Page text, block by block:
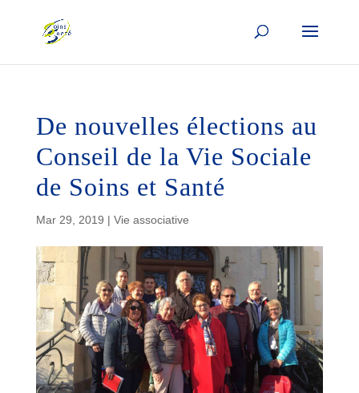
De nouvelles élections au
Conseil de la Vie Sociale
de Soins et Santé
Mar 29, 2019 | Vie associative